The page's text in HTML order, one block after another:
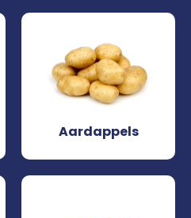
Aardappels